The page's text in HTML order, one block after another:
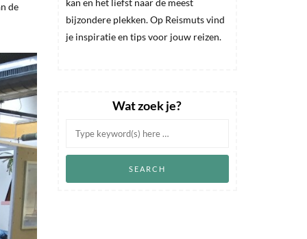
de
bijzondere plekken. Op Reismuts vind
je inspiratie en tips voor jouw reizen.
Wat zoek je?